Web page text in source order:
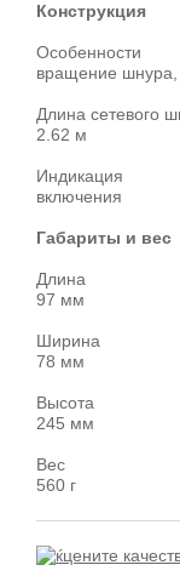
Конструкция
Особенности
вращение шнура,
Длина сетевого
2.62 м
Индикация
включения
Габариты и вес
Длина
97 мм
Ширина
78 мм
Высота
245 мм
Вес
560 г